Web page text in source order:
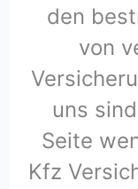
den
von
uns
Seite
Kfz